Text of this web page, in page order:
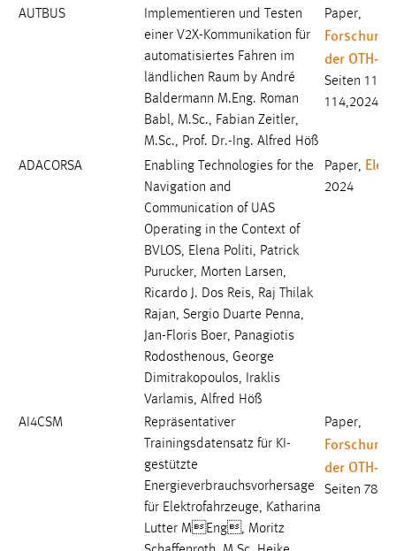
AUTBUS
Implementieren und Testen
einer V2X-Kommunikation für
automatisiertes Fahren im
ländlichen Raum by André
Baldermann M.Eng. Roman
Babl, M.Sc., Fabian Zeitler,
M.Sc., Prof. Dr.-Ing. Alfred Höß
Paper,
der OTH-
Seiten 110-
114,2024
ADACORSA
Enabling Technologies for the
Navigation and
Communication of UAS
Operating in the Context of
BVLOS, Elena Politi, Patrick
Purucker, Morten Larsen,
Ricardo J. Dos Reis, Raj Thilak
Rajan, Sergio Duarte Penna,
Jan-Floris Boer, Panagiotis
Rodosthenous, George
Dimitrakopoulos, Iraklis
Varlamis, Alfred Höß
Paper,
2024
AI4CSM
Repräsentativer
Trainingsdatensatz für KI-
gestützte
Energieverbrauchsvorhersage
für Elektrofahrzeuge, Katharina
Lutter MEng, Moritz
Paper,
der OTH-
Seiten 78-
Google Ireland Limited
Conversion-Tracking
Cookie Laufzeit:
Facebook Pixel
Conversion-Tracking
Cookie Laufzeit: